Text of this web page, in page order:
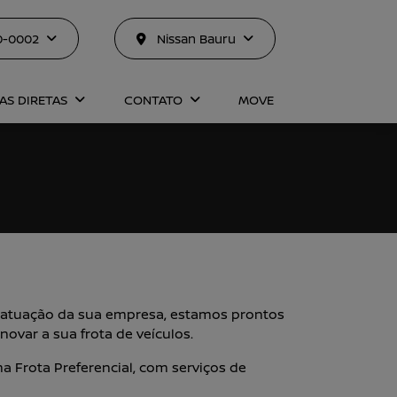
0002 Nissan Bauru
DIRETAS CONTATO MOVE
da sua empresa, estamos prontos
a sua frota de veículos.
Frota Preferencial, com serviços de